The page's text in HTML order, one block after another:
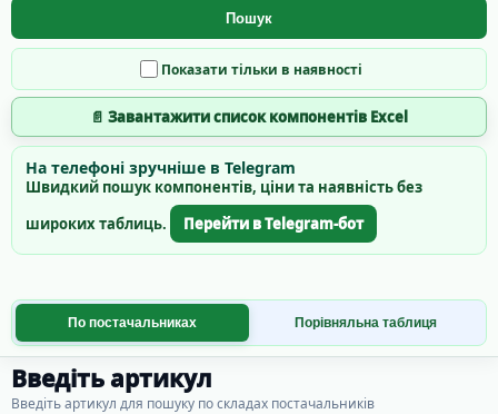
Пошук
Показати тільки в наявності
📄 Завантажити список компонентів Excel
На телефоні зручніше в Telegram
Швидкий пошук компонентів, ціни та наявність без
широких таблиць.
Перейти в Telegram-бот
По постачальниках Порівняльна таблиця
Введіть артикул
Введіть артикул для пошуку по складах постачальників